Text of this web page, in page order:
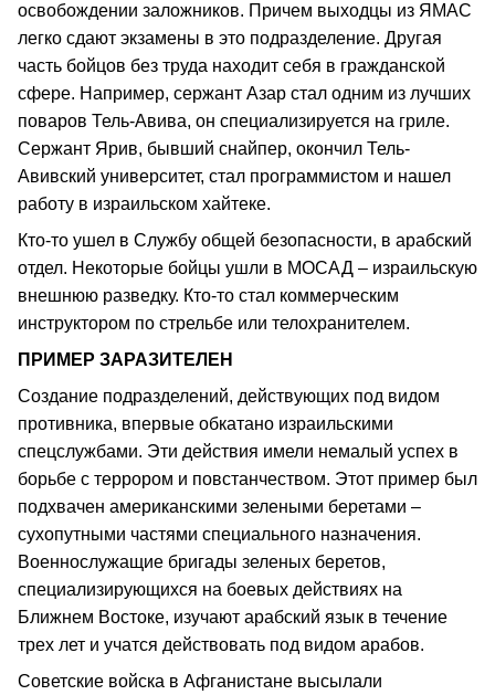
освобождении заложников. Причем выходцы из ЯМАС
легко сдают экзамены в это подразделение. Другая
часть бойцов без труда находит себя в гражданской
сфере. Например, сержант Азар стал одним из лучших
поваров Тель-Авива, он специализируется на гриле.
Сержант Ярив, бывший снайпер, окончил Тель-
Авивский университет, стал программистом и нашел
работу в израильском хайтеке.
Кто-то ушел в Службу общей безопасности, в арабский
отдел. Некоторые бойцы ушли в МОСАД – израильскую
внешнюю разведку. Кто-то стал коммерческим
инструктором по стрельбе или телохранителем.
ПРИМЕР ЗАРАЗИТЕЛЕН
Создание подразделений, действующих под видом
противника, впервые обкатано израильскими
спецслужбами. Эти действия имели немалый успех в
борьбе с террором и повстанчеством. Этот пример был
подхвачен американскими зелеными беретами –
сухопутными частями специального назначения.
Военнослужащие бригады зеленых беретов,
специализирующихся на боевых действиях на
Ближнем Востоке, изучают арабский язык в течение
трех лет и учатся действовать под видом арабов.
Советские войска в Афганистане высылали